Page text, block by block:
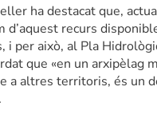
ha destacat que,
d’aquest recurs
i per això, al Pla
que «en un arxipèlag
a altres territoris, és un